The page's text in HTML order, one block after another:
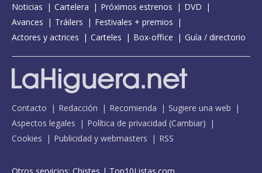
Noticias Cartelera Próximos estrenos
DVD
Avances
Tráilers
Festivales + premios
Actores y actrices
Carteles Box-office Guía / directorio
Contacto Redacción Recomienda
Sugiere una web
Aspectos legales
Política de privacidad (Cambiar)
Cookies
Publicidad y webmasters RSS